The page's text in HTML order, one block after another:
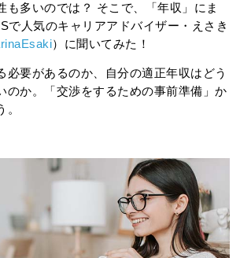
も多いのでは？ そこで、「年収」にま
で人気のキャリアアドバイザー・えさき
）に聞いてみた！
必要があるのか、自分の適正年収はどう
のか。「交渉をするための事前準備」か